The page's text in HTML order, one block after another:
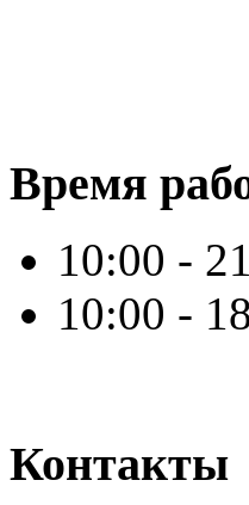
Время
10:00 -
10:00 -
Контакты